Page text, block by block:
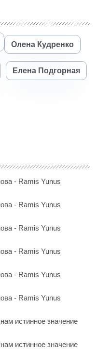
Олена Кудренко
Елена Подгорная
- Ramis Yunus
- Ramis Yunus
- Ramis Yunus
- Ramis Yunus
- Ramis Yunus
- Ramis Yunus
истинное значение
истинное значение